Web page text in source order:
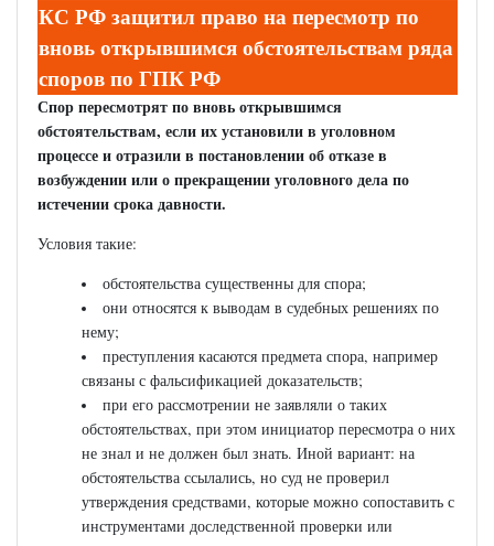
КС РФ защитил право на пересмотр по
вновь открывшимся обстоятельствам ряда
споров по ГПК РФ
Спор пересмотрят по вновь открывшимся
обстоятельствам, если их установили в уголовном
процессе и отразили в постановлении об отказе в
возбуждении или о прекращении уголовного дела по
истечении срока давности.
Условия такие:
обстоятельства существенны для спора;
они относятся к выводам в судебных решениях по
нему;
преступления касаются предмета спора, например
связаны с фальсификацией доказательств;
при его рассмотрении не заявляли о таких
обстоятельствах, при этом инициатор пересмотра о них
не знал и не должен был знать. Иной вариант: на
обстоятельства ссылались, но суд не проверил
утверждения средствами, которые можно сопоставить с
инструментами доследственной проверки или